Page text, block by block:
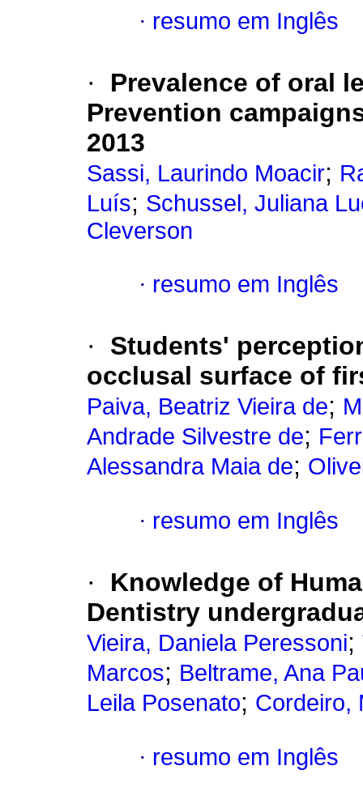
· resumo em Inglês
·
Prevalence of oral
Prevention
2013
Sassi, Laurindo Moacir;
Luís; Schussel, Juliana
Cleverson
· resumo em Inglês
·
Students'
occlusal surface of
Paiva, Beatriz Vieira de;
Andrade Silvestre de;
Alessandra Maia de;
· resumo em Inglês
·
Knowledge of
Dentistry
Vieira, Daniela Peressoni;
Marcos; Beltrame, Ana
Leila Posenato; Cordeiro,
· resumo em Inglês